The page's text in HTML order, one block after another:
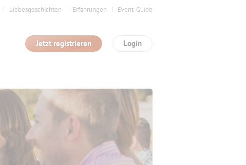
Liebesgeschichten Erfahrungen Event-Guide
Login
Jetzt registrieren